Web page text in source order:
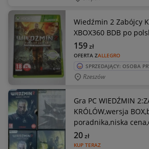
Wiedźmin 2 Zabójcy
XBOX360 BDB po
OFERTA ZALLEGRO
159zł
SPRZEDAJĄCY: OSOBA
Rzeszów
Gra PC WIEDŹMIN
KRÓLÓW,wersja
poradnika,niska
KUP TERAZ
20zł